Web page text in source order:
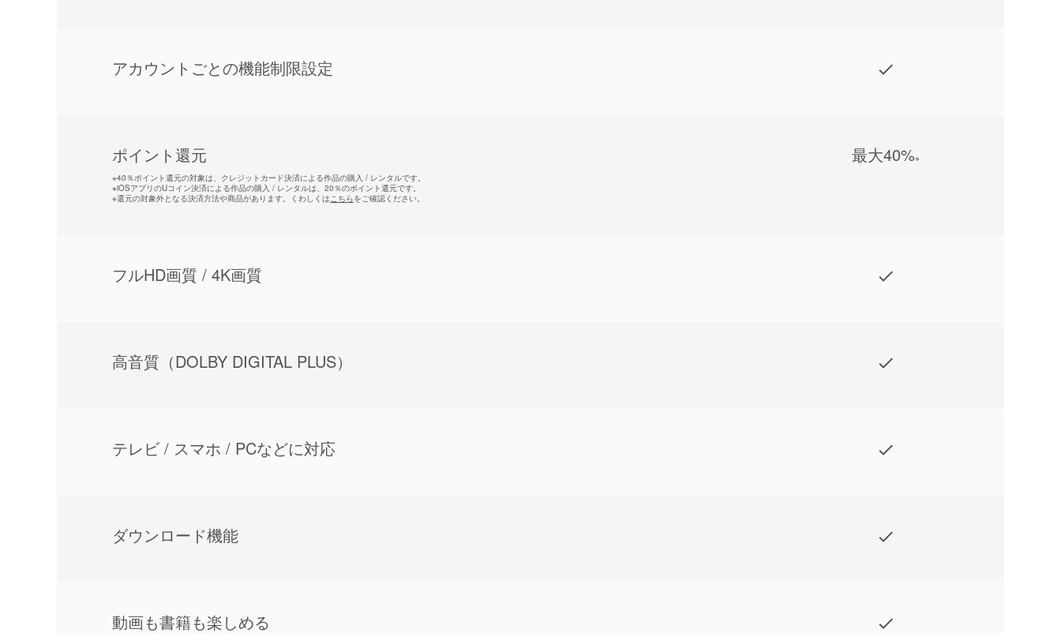
アカウントごとの機能制限設定
ポイント還元 最⼤40%※
※40％ポイント還元の対象は、クレジットカード決済による作品の購入 / レンタルです。
※iOSアプリのUコイン決済による作品の購入 / レンタルは、20％のポイント還元です。
※還元の対象外となる決済方法や商品があります。くわしくはこちらをご確認ください。
フルHD画質 / 4K画質
⾼⾳質（DOLBY DIGITAL PLUS）
テレビ / スマホ / PCなどに対応
ダウンロード機能
動画も書籍も楽しめる